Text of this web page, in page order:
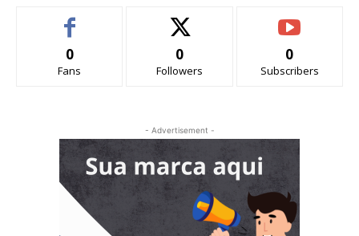
0
Fans
0
Followers
0
Subscribers
- Advertisement -